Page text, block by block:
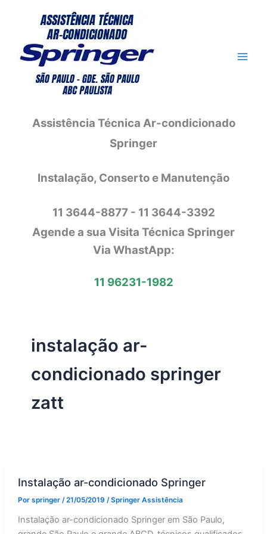
conteúdo
Assistência Técnica Ar-condicionado
Springer
Instalação, Conserto e Manutenção
11 3644-8877 - 11 3644-3392
Agende a sua Visita Técnica Springer
Via WhastApp:
11 96231-1982
instalação ar-
condicionado springer
zatt
Instalação ar-condicionado Springer
Por springer /21/05/2019 /Springer Assistência
Instalação ar-condicionado Springer em São Paulo,